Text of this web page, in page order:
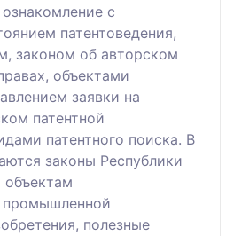
с
патентоведения,
законом об авторском
объектами
заявки на
патентной
патентного поиска. В
законы Республики
объектам
промышленной
полезные